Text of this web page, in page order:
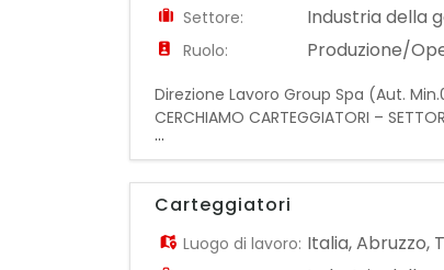
Settore: Industria della
Ruolo: Produzione/
Direzione Lavoro Group Spa (Aut.
CERCHIAMO CARTEGGIATORI –
Carteggiatori con esperienza nella
...
Carteggiatori
Luogo di lavoro: Italia,Abruzzo,